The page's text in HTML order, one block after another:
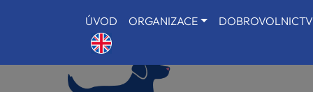
ÚVOD ORGANIZACE